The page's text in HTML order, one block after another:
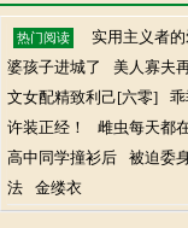
热门阅读 实用主义者
婆孩子进城了
美人寡夫
文女配精致利己[六零]
乖
许装正经！
雌虫每天都
高中同学撞衫后
被迫委
法
金缕衣